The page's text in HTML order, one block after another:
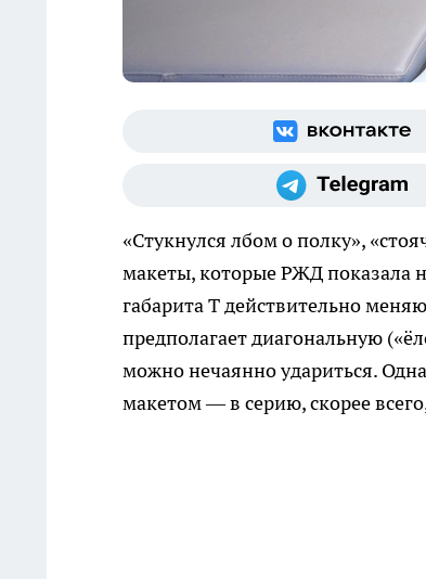
«Стукнулся лбом о полку»,
макеты, которые РЖД показала
габарита Т действительно
предполагает диагональную
можно нечаянно удариться.
макетом — в серию, скорее